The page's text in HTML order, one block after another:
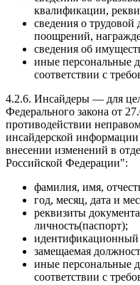
квалификации,
сведения о трудовой
поощрений,
сведения об
иные персональные
соответствии с
4.2.6. Инсайдеры — для
Федерального закона от
противодействии
инсайдерской
внесении изменений в
Российской Федерации":
фамилия, имя,
год, месяц, дата и
реквизиты
личность(паспорт);
идентификационный
замещаемая
иные персональные
соответствии с